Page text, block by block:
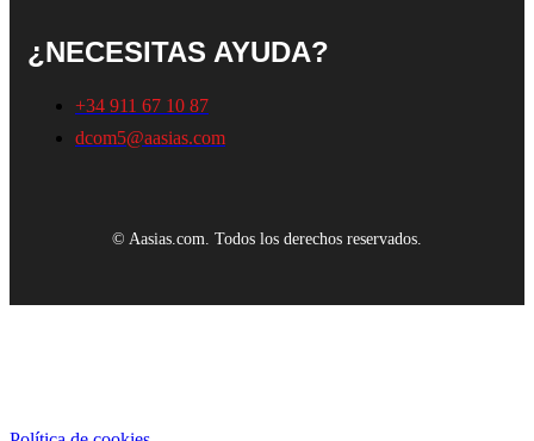
¿NECESITAS AYUDA?
+34 911 67 10 87
dcom5@aasias.com
© Aasias.com. Todos los derechos reservados.